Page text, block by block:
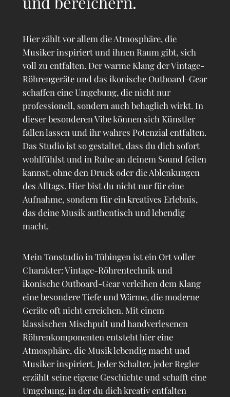
Hier zählt vor allem die Atmosphäre, die
Musiker inspiriert und ihnen Raum gibt, sich
voll zu entfalten. Der warme Klang der Vintage-
Röhrengeräte und das ikonische Outboard-Gear
schaffen eine Umgebung, die nicht nur
professionell, sondern auch behaglich wirkt. In
dieser besonderen Vibe können sich Künstler
fallen lassen und ihr wahres Potenzial entfalten.
Das Studio ist so gestaltet, dass du dich sofort
wohlfühlst und in Ruhe an deinem Sound feilen
kannst, ohne den Druck oder die Ablenkungen
des Alltags. Hier bist du nicht nur für eine
Aufnahme, sondern für ein kreatives Erlebnis,
das deine Musik authentisch und lebendig
macht.
Mein Tonstudio in Tübingen ist ein Ort voller
Charakter: Vintage-Röhrentechnik und
ikonische Outboard-Gear verleihen dem Klang
eine besondere Tiefe und Wärme, die moderne
Geräte oft nicht erreichen. Mit einem
klassischen Mischpult und handverlesenen
Röhrenkomponenten entsteht hier eine
Atmosphäre, die Musik lebendig macht und
Musiker inspiriert. Jeder Schalter, jeder Regler
erzählt seine eigene Geschichte und schafft eine
Umgebung, in der du dich kreativ entfalten